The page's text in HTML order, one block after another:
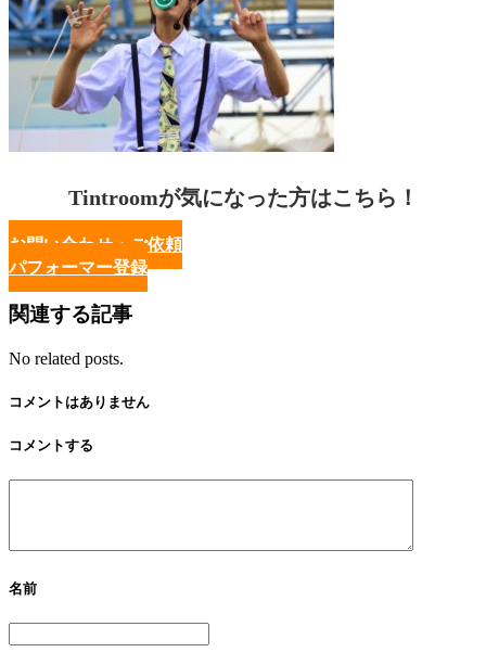
Tintroomが気になった方はこちら！
お問い合わせ・ご依頼
パフォーマー登録
関連する記事
No related posts.
コメントはありません
コメントする
名前